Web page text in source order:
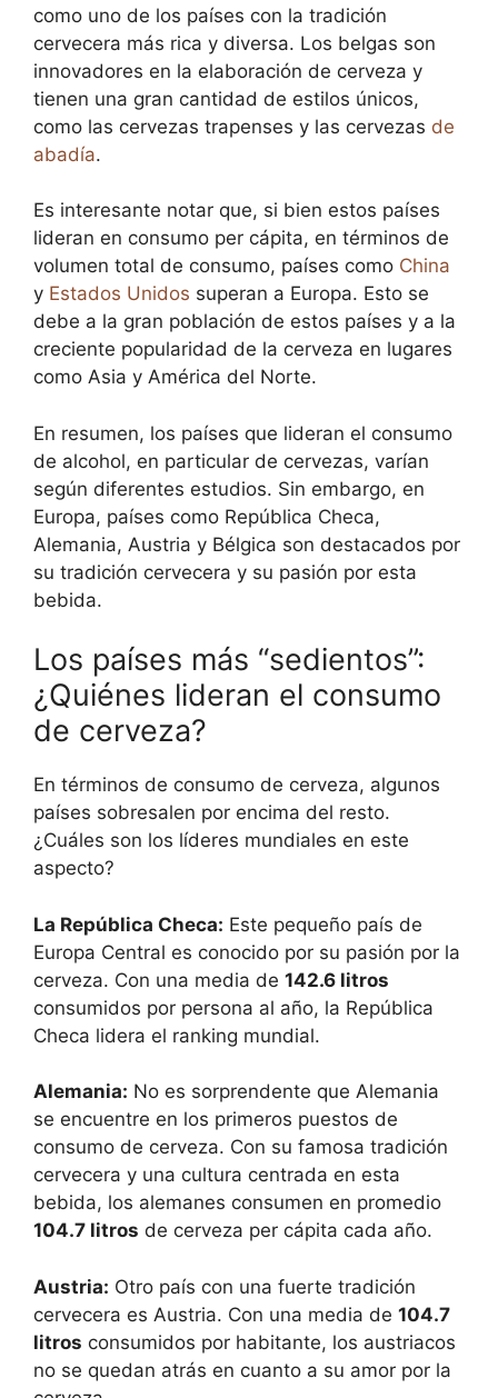
como uno de los países con la tradición
cervecera más rica y diversa. Los belgas son
innovadores en la elaboración de cerveza y
tienen una gran cantidad de estilos únicos,
como las cervezas trapenses y las cervezas de
abadía.
Es interesante notar que, si bien estos países
lideran en consumo per cápita, en términos de
volumen total de consumo, países como China
y Estados Unidos superan a Europa. Esto se
debe a la gran población de estos países y a la
creciente popularidad de la cerveza en lugares
como Asia y América del Norte.
En resumen, los países que lideran el consumo
de alcohol, en particular de cervezas, varían
según diferentes estudios. Sin embargo, en
Europa, países como República Checa,
Alemania, Austria y Bélgica son destacados por
su tradición cervecera y su pasión por esta
bebida.
Los países más “sedientos”:
¿Quiénes lideran el consumo
de cerveza?
En términos de consumo de cerveza, algunos
países sobresalen por encima del resto.
¿Cuáles son los líderes mundiales en este
aspecto?
La República Checa: Este pequeño país de
Europa Central es conocido por su pasión por la
cerveza. Con una media de 142.6 litros
consumidos por persona al año, la República
Checa lidera el ranking mundial.
Alemania: No es sorprendente que Alemania
se encuentre en los primeros puestos de
consumo de cerveza. Con su famosa tradición
cervecera y una cultura centrada en esta
bebida, los alemanes consumen en promedio
104.7 litros de cerveza per cápita cada año.
Austria: Otro país con una fuerte tradición
cervecera es Austria. Con una media de 104.7
litros consumidos por habitante, los austriacos
no se quedan atrás en cuanto a su amor por la